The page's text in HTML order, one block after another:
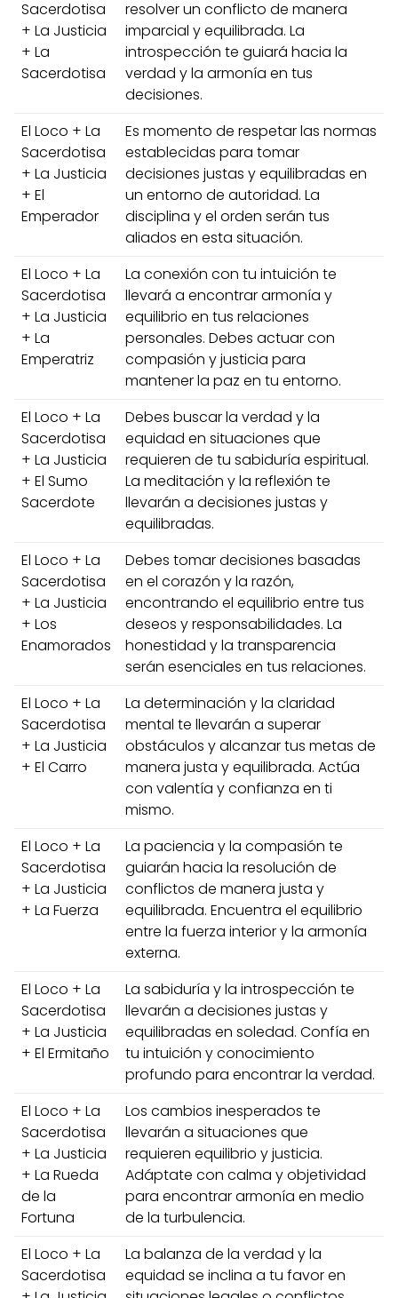
Sacerdotisa
+ La Justicia
+ La
Sacerdotisa
resolver un conflicto de manera
imparcial y equilibrada. La
introspección te guiará hacia la
verdad y la armonía en tus
decisiones.
El Loco + La
Sacerdotisa
+ La Justicia
+ El
Emperador
Es momento de respetar las normas
establecidas para tomar
decisiones justas y equilibradas en
un entorno de autoridad. La
disciplina y el orden serán tus
aliados en esta situación.
El Loco + La
Sacerdotisa
+ La Justicia
+ La
Emperatriz
La conexión con tu intuición te
llevará a encontrar armonía y
equilibrio en tus relaciones
personales. Debes actuar con
compasión y justicia para
mantener la paz en tu entorno.
El Loco + La
Sacerdotisa
+ La Justicia
+ El Sumo
Sacerdote
Debes buscar la verdad y la
equidad en situaciones que
requieren de tu sabiduría espiritual.
La meditación y la reflexión te
llevarán a decisiones justas y
equilibradas.
El Loco + La
Sacerdotisa
+ La Justicia
+ Los
Enamorados
Debes tomar decisiones basadas
en el corazón y la razón,
encontrando el equilibrio entre tus
deseos y responsabilidades. La
honestidad y la transparencia
serán esenciales en tus relaciones.
El Loco + La
Sacerdotisa
+ La Justicia
+ El Carro
La determinación y la claridad
mental te llevarán a superar
obstáculos y alcanzar tus metas de
manera justa y equilibrada. Actúa
con valentía y confianza en ti
mismo.
El Loco + La
Sacerdotisa
+ La Justicia
+ La Fuerza
La paciencia y la compasión te
guiarán hacia la resolución de
conflictos de manera justa y
equilibrada. Encuentra el equilibrio
entre la fuerza interior y la armonía
externa.
El Loco + La
Sacerdotisa
+ La Justicia
+ El Ermitaño
La sabiduría y la introspección te
llevarán a decisiones justas y
equilibradas en soledad. Confía en
tu intuición y conocimiento
profundo para encontrar la verdad.
El Loco + La
Sacerdotisa
+ La Justicia
+ La Rueda
de la
Fortuna
Los cambios inesperados te
llevarán a situaciones que
requieren equilibrio y justicia.
Adáptate con calma y objetividad
para encontrar armonía en medio
de la turbulencia.
El Loco + La
Sacerdotisa
La balanza de la verdad y la
equidad se inclina a tu favor en